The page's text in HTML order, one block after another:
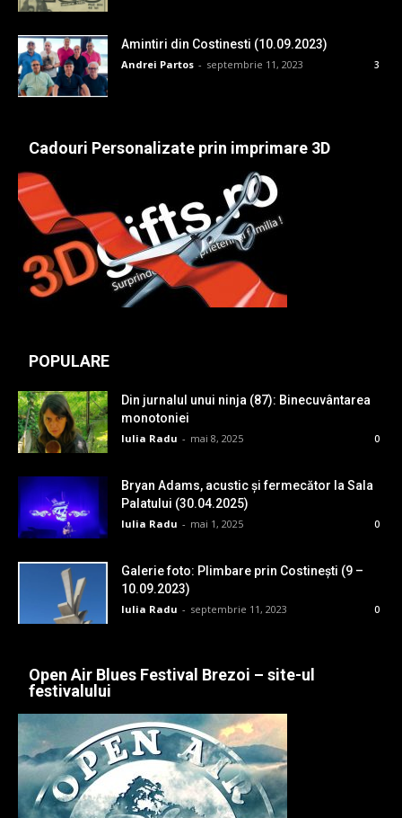
Amintiri din Costinesti (10.09.2023)
Andrei Partos - septembrie 11, 2023 3
Cadouri Personalizate prin imprimare 3D
POPULARE
Din jurnalul unui ninja (87): Binecuvântarea
monotoniei
Iulia Radu - mai 8, 2025 0
Bryan Adams, acustic și fermecător la Sala
Palatului (30.04.2025)
Iulia Radu - mai 1, 2025 0
Galerie foto: Plimbare prin Costinești (9 –
10.09.2023)
Iulia Radu - septembrie 11, 2023 0
Open Air Blues Festival Brezoi – site-ul
festivalului